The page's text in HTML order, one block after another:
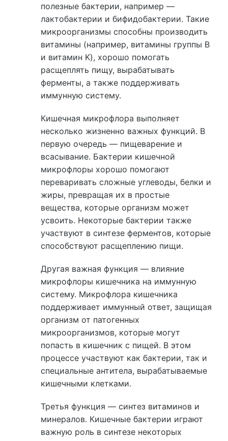
полезные бактерии, например —
лактобактерии и бифидобактерии. Такие
микроорганизмы способны производить
витамины (например, витамины группы B
и витамин K), хорошо помогать
расщеплять пищу, вырабатывать
ферменты, а также поддерживать
иммунную систему.
Кишечная микрофлора выполняет
несколько жизненно важных функций. В
первую очередь — пищеварение и
всасывание. Бактерии кишечной
микрофлоры хорошо помогают
переваривать сложные углеводы, белки и
жиры, превращая их в простые
вещества, которые организм может
усвоить. Некоторые бактерии также
участвуют в синтезе ферментов, которые
способствуют расщеплению пищи.
Другая важная функция — влияние
микрофлоры кишечника на иммунную
систему. Микрофлора кишечника
поддерживает иммунный ответ, защищая
организм от патогенных
микроорганизмов, которые могут
попасть в кишечник с пищей. В этом
процессе участвуют как бактерии, так и
специальные антитела, вырабатываемые
кишечными клетками.
Третья функция — синтез витаминов и
минералов. Кишечные бактерии играют
важную роль в синтезе некоторых